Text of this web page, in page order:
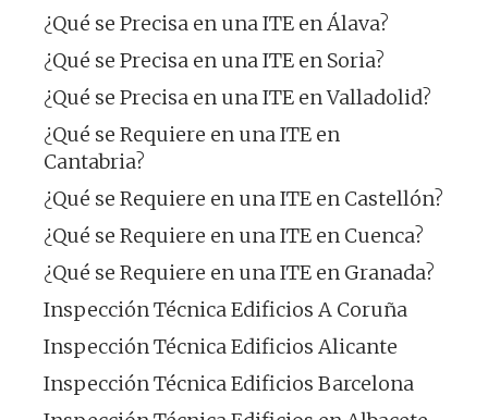
¿Qué se Precisa en una ITE en Álava?
¿Qué se Precisa en una ITE en Soria?
¿Qué se Precisa en una ITE en Valladolid?
¿Qué se Requiere en una ITE en
Cantabria?
¿Qué se Requiere en una ITE en Castellón?
¿Qué se Requiere en una ITE en Cuenca?
¿Qué se Requiere en una ITE en Granada?
Inspección Técnica Edificios A Coruña
Inspección Técnica Edificios Alicante
Inspección Técnica Edificios Barcelona